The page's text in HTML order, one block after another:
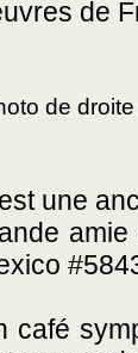
de
de droite
une
café